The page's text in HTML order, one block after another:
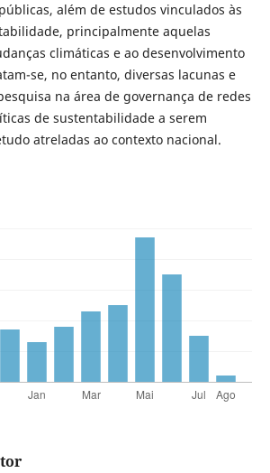
além de estudos vinculados às
principalmente aquelas
climáticas e ao desenvolvimento
se, no entanto, diversas lacunas e
na área de governança de redes
de sustentabilidade a serem
atreladas ao contexto nacional.